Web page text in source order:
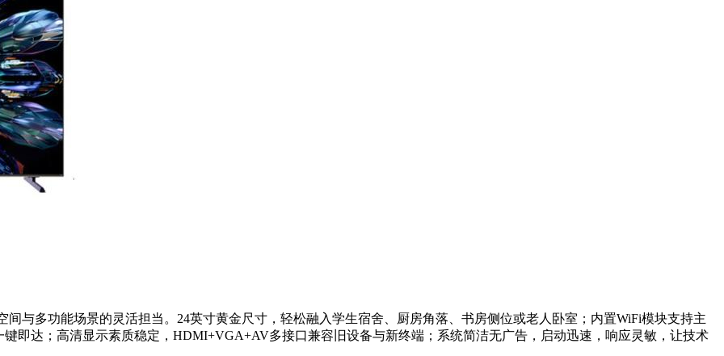
间与多功能场景的灵活担当。24英寸黄金尺寸，轻松融入学生宿舍、厨房角落、书房侧位或老人卧室；内置WiFi模块支持主
即达；高清显示素质稳定，HDMI+VGA+AV多接口兼容旧设备与新终端；系统简洁无广告，启动迅速，响应灵敏，让技术